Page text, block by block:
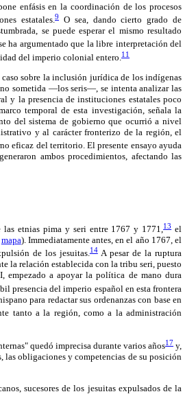
enfásis en la coordinación de los procesos
estatales. 9
O sea, dando cierto grado de
se puede esperar el mismo resultado
ha argumentado que la libre interpretación del
del imperio colonial entero. 11
sobre la inclusión jurídica de los indígenas
sometida —los seris—, se intenta analizar las
y la presencia de instituciones estatales poco
temporal de esta investigación, señala la
del sistema de gobierno que ocurrió a nivel
y al carácter fronterizo de la región, el
eficaz del territorio. El presente ensayo ayuda
ambos procedimientos, afectando las
etnias pima y seri entre 1767 y 1771,13el
mapa). Immediatamente antes, en el año 1767, el
de los jesuitas.14A pesar de la ruptura
la relación establecida con la tribu seri, puesto
a apoyar la política de mano dura
presencia del imperio español en esta frontera
para redactar sus ordenanzas con base en
tanto a la región, como a la administración
quedó imprecisa durante varios años17y,
las obligaciones y competencias de su posición
sucesores de los jesuitas expulsados de la